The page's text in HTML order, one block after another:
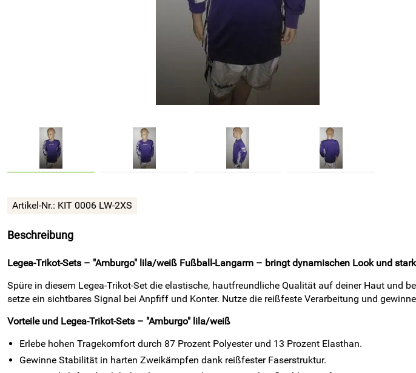
Artikel-Nr.: KIT 0006 LW-2XS
Beschreibung
Legea-Trikot-Sets – "Amburgo" lila/weiß Fußball-Langarm – bringt dynamischen Look und
Spüre in diesem Legea-Trikot-Set die elastische, hautfreundliche Qualität auf deiner Haut und
setze ein sichtbares Signal bei Anpfiff und Konter. Nutze die reißfeste Verarbeitung und
Vorteile und Legea-Trikot-Sets – "Amburgo" lila/weiß
Erlebe hohen Tragekomfort durch 87 Prozent Polyester und 13 Prozent Elasthan.
Gewinne Stabilität in harten Zweikämpfen dank reißfester Faserstruktur.